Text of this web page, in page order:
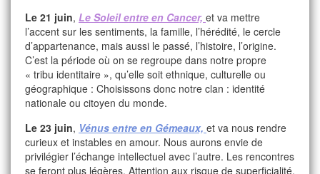
Le 21 juin, Le Soleil entre en Cancer, et va mettre
l’accent sur les sentiments, la famille, l’hérédité, le cercle
d’appartenance, mais aussi le passé, l’histoire, l’origine.
C’est la période où on se regroupe dans notre propre
« tribu identitaire », qu’elle soit ethnique, culturelle ou
géographique : Choisissons donc notre clan : identité
nationale ou citoyen du monde.
Le 23 juin, Vénus entre en Gémeaux, et va nous rendre
curieux et instables en amour. Nous aurons envie de
privilégier l’échange intellectuel avec l’autre. Les rencontres
se feront plus légères. Attention aux risque de superficialité,